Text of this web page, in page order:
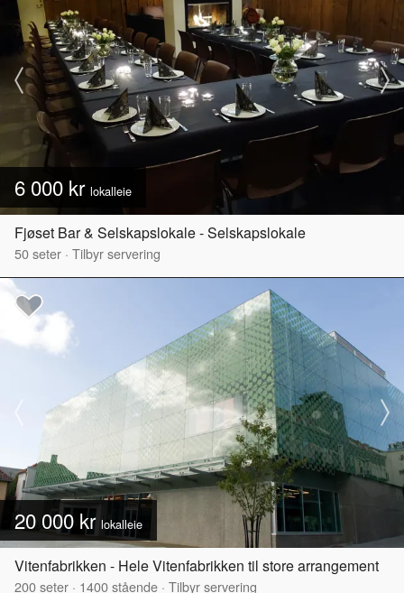
6 000 kr lokalleie
Fjøset Bar & Selskapslokale - Selskapslokale
50seter · Tilbyr servering
20 000 kr lokalleie
Vitenfabrikken - Hele Vitenfabrikken til store arrangement
200seter · 1400stående · Tilbyr servering